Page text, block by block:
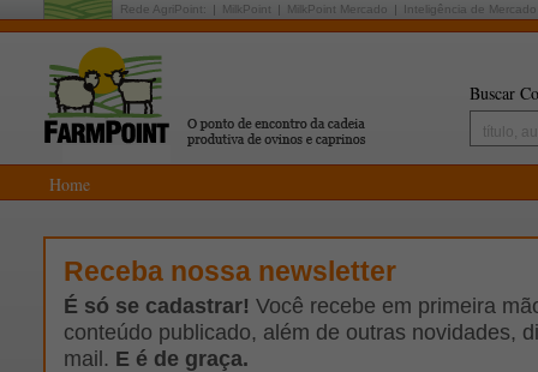
Rede AgriPoint: MilkPoint MilkPoint Mercado Inteligência de Mercado
Buscar
Home
Receba nossa newsletter
É só se cadastrar! Você recebe em primeira
conteúdo publicado, além de outras novidades,
mail. E é de graça.